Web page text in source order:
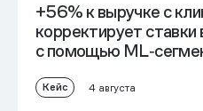
+56% к выручке с
корректирует
с помощью
Кейс 4 августа